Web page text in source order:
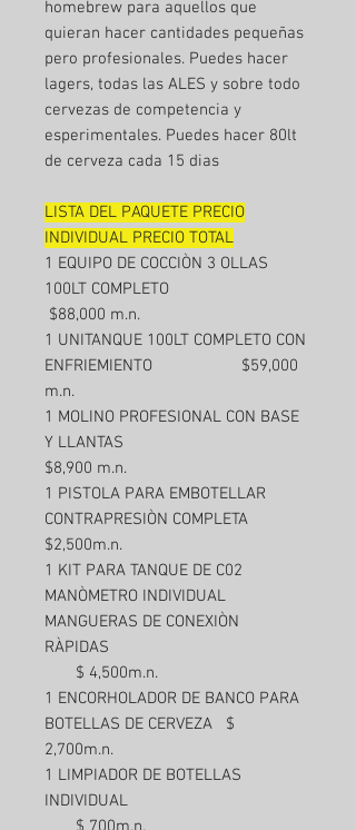
homebrew para aquellos que
quieran hacer cantidades pequeñas
pero profesionales. Puedes hacer
lagers, todas las ALES y sobre todo
cervezas de competencia y
esperimentales. Puedes hacer 80lt
de cerveza cada 15 dias
LISTA DEL PAQUETE PRECIO
INDIVIDUAL PRECIO TOTAL
1 EQUIPO DE COCCIÒN 3 OLLAS
100LT COMPLETO
$88,000 m.n.
1 UNITANQUE 100LT COMPLETO CON
ENFRIEMIENTO $59,000
m.n.
1 MOLINO PROFESIONAL CON BASE
Y LLANTAS
$8,900 m.n.
1 PISTOLA PARA EMBOTELLAR
CONTRAPRESIÒN COMPLETA
$2,500m.n.
1 KIT PARA TANQUE DE C02
MANÒMETRO INDIVIDUAL
MANGUERAS DE CONEXIÒN
RÀPIDAS
$ 4,500m.n.
1 ENCORHOLADOR DE BANCO PARA
BOTELLAS DE CERVEZA $
2,700m.n.
1 LIMPIADOR DE BOTELLAS
INDIVIDUAL